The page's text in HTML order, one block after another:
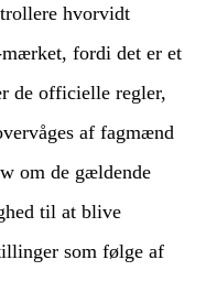
hvorvidt
fordi det er et
de officielle regler,
af fagmænd
om de gældende
til at blive
som følge af